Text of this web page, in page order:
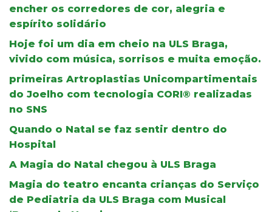
encher os corredores de cor, alegria e
espírito solidário
Hoje foi um dia em cheio na ULS Braga,
vivido com música, sorrisos e muita emoção.
primeiras Artroplastias Unicompartimentais
do Joelho com tecnologia CORI® realizadas
no SNS
Quando o Natal se faz sentir dentro do
Hospital
A Magia do Natal chegou à ULS Braga
Magia do teatro encanta crianças do Serviço
de Pediatria da ULS Braga com Musical